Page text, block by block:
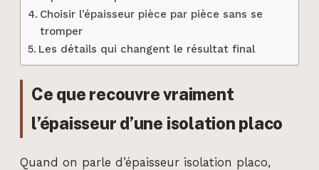
Choisir l’épaisseur pièce par pièce sans se
tromper
Les détails qui changent le résultat final
Ce que recouvre vraiment
l’épaisseur d’une isolation placo
Quand on parle d’épaisseur isolation placo,